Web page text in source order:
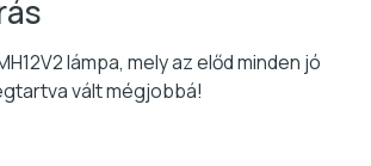
lámpa, mely az előd minden jó
vált mégjobbá!